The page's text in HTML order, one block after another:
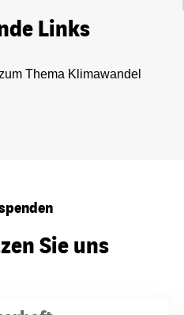
Links
Thema Klimawandel
Sie uns